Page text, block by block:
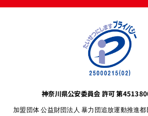
神奈川県公安委員会 許可 第
加盟団体 公益財団法人 暴力団追放運動推進